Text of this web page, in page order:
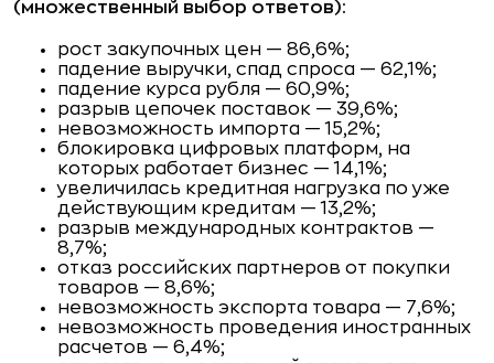
(множественный выбор ответов):
рост закупочных цен — 86,6%;
падение выручки, спад спроса — 62,1%;
падение курса рубля — 60,9%;
разрыв цепочек поставок — 39,6%;
невозможность импорта — 15,2%;
блокировка цифровых платформ, на
которых работает бизнес — 14,1%;
увеличилась кредитная нагрузка по уже
действующим кредитам — 13,2%;
разрыв международных контрактов —
8,7%;
отказ российских партнеров от покупки
товаров — 8,6%;
невозможность экспорта товара — 7,6%;
невозможность проведения иностранных
расчетов — 6,4%;